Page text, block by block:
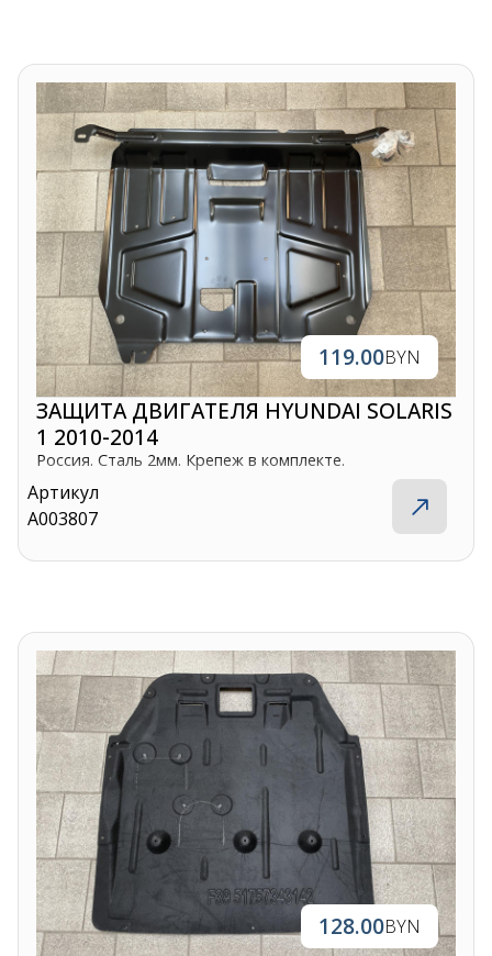
119.00BYN
ЗАЩИТА ДВИГАТЕЛЯ HYUNDAI SOLARIS
1 2010-2014
Россия. Сталь 2мм. Крепеж в комплекте.
Артикул
A003807
128.00BYN